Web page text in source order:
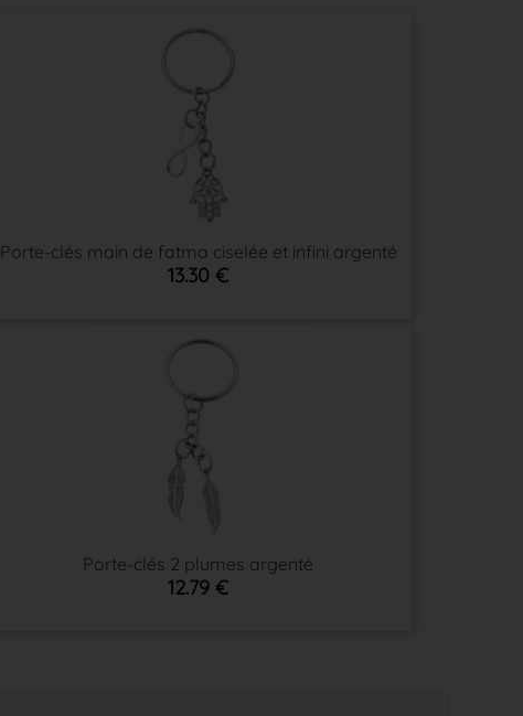
Porte-clés main de fatma ciselée et infini argenté
13.30 €
Porte-clés 2 plumes argenté
12.79 €